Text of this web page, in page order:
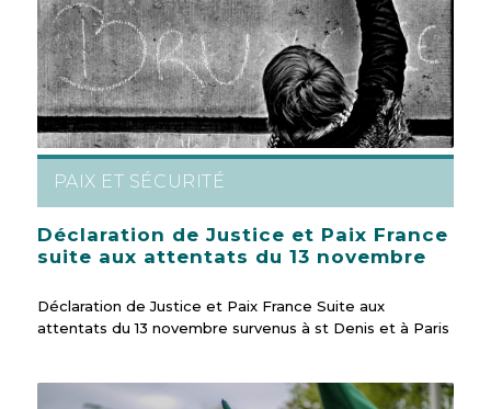
PAIX ET SÉCURITÉ
Déclaration de Justice et Paix France
suite aux attentats du 13 novembre
Déclaration de Justice et Paix France Suite aux
attentats du 13 novembre survenus à st Denis et à Paris